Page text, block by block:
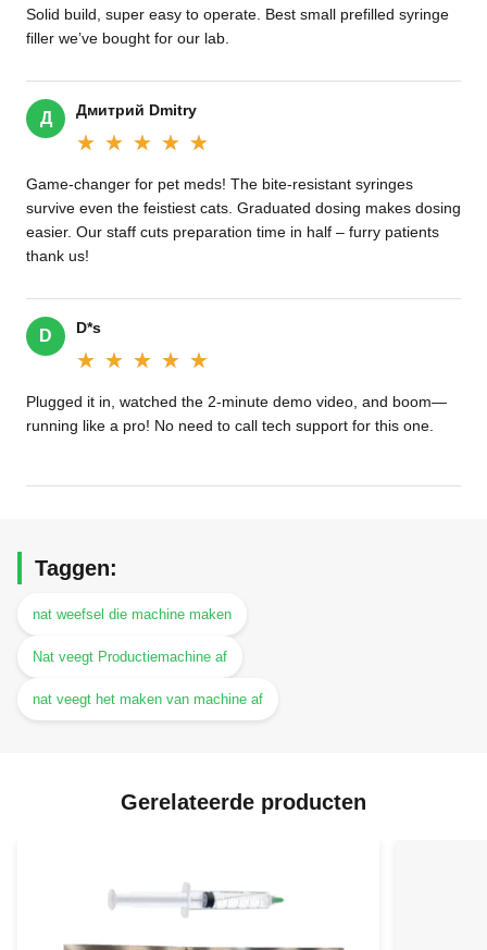
Solid build, super easy to operate. Best small prefilled syringe
filler we’ve bought for our lab.
Д Дмитрий Dmitry
★★★★★
★★★★★
Game-changer for pet meds! The bite-resistant syringes
survive even the feistiest cats. Graduated dosing makes dosing
easier. Our staff cuts preparation time in half – furry patients
thank us!
D D*s
★★★★★
★★★★★
Plugged it in, watched the 2-minute demo video, and boom—
running like a pro! No need to call tech support for this one.
Taggen:
nat weefsel die machine maken
Nat veegt Productiemachine af
nat veegt het maken van machine af
Gerelateerde producten